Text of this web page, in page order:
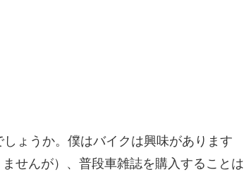
ょうか。僕はバイクは興味があります
せんが）、普段車雑誌を購入することは